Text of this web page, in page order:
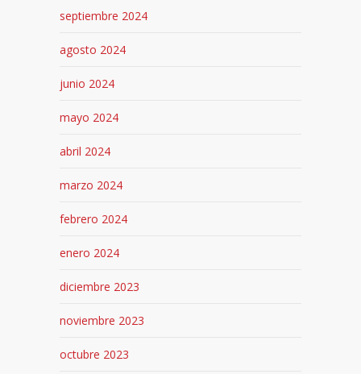
septiembre 2024
agosto 2024
junio 2024
mayo 2024
abril 2024
marzo 2024
febrero 2024
enero 2024
diciembre 2023
noviembre 2023
octubre 2023